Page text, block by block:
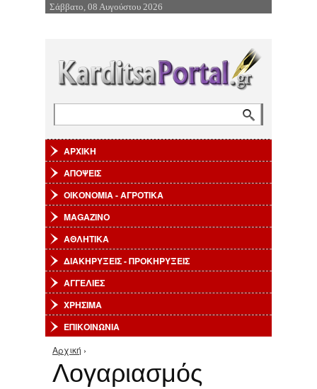
Επιστροφή στην Πλοήγηση
Σάββατο, 08 Αυγούστου 2026
ΑΡΧΙΚΗ
ΑΠΟΨΕΙΣ
ΟΙΚΟΝΟΜΙΑ - ΑΓΡΟΤΙΚΑ
MAGAZINO
ΑΘΛΗΤΙΚΑ
ΔΙΑΚΗΡΥΞΕΙΣ - ΠΡΟΚΗΡΥΞΕΙΣ
ΑΓΓΕΛΙΕΣ
ΧΡΗΣΙΜΑ
ΕΠΙΚΟΙΝΩΝΙΑ
Είστε εδώ
Αρχική ›
Λογαριασμός